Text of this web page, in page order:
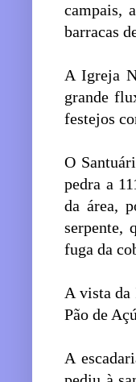
campais,
barracas
A Igreja
grande
festejos
O
pedra a
da área,
serpente,
fuga da
A vista da
Pão de
A